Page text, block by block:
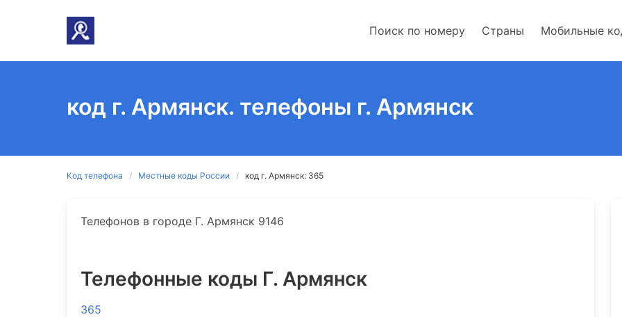
Поиск по номеру Страны Мобильные
код г. Армянск. телефоны г. Армянск
Код телефона Местные коды России код г. Армянск: 365
Телефонов в городе Г. Армянск 9146
Телефонные коды Г. Армянск
365